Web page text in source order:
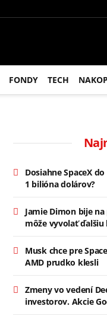
FONDY TECH
Dosiahne SpaceX
1 bilióna dolárov?
Jamie Dimon bije
môže vyvolať ďalšiu
Musk chce pre
AMD prudko klesli
Zmeny vo vedení
investorov. Akcie